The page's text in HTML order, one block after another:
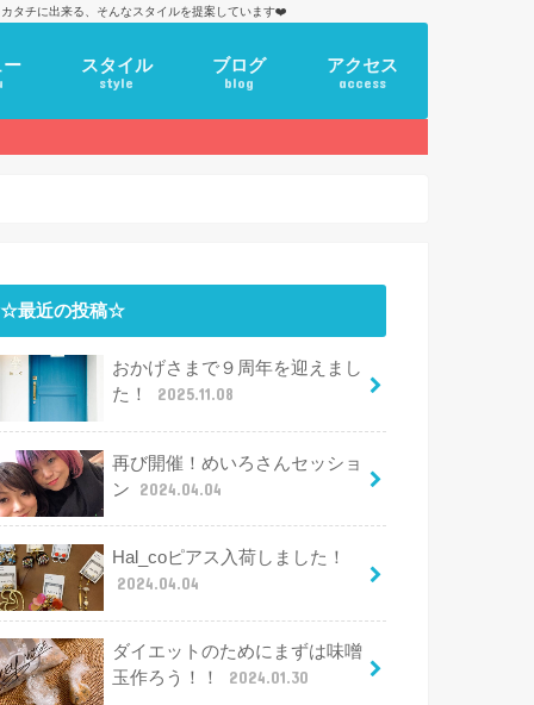
タチに出来る、そんなスタイルを提案しています❤️
ー スタイル
style
ブログ
blog
アクセス
access
☆最近の投稿☆
おかげさまで９周年を迎えまし
た！
2025.11.08
再び開催！めいろさんセッショ
ン
2024.04.04
Hal_coピアス入荷しました！
2024.04.04
ダイエットのためにまずは味噌
玉作ろう！！
2024.01.30